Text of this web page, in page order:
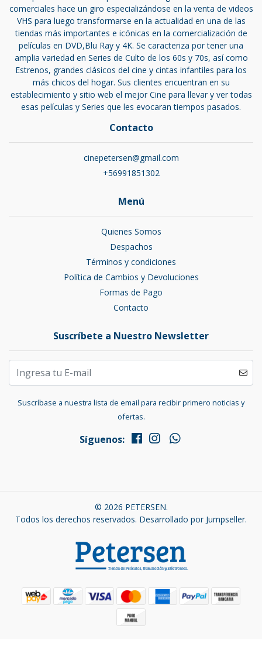
comerciales hace un giro especializándose en la venta de videos
VHS para luego transformarse en la actualidad en una de las
tiendas más importantes e icónicas en la comercialización de
películas en DVD,Blu Ray y 4K. Se caracteriza por tener una
amplia variedad en Series de Culto de los 60s y 70s, así como
Estrenos, grandes clásicos del cine y cintas infantiles para los
más chicos del hogar. Sus clientes encuentran en su
establecimiento y sitio web el mejor Cine para llevar y ver todas
esas películas y Series que les evocaran tiempos pasados.
Contacto
cinepetersen@gmail.com
+56991851302
Menú
Quienes Somos
Despachos
Términos y condiciones
Política de Cambios y Devoluciones
Formas de Pago
Contacto
Suscríbete a Nuestro Newsletter
Suscríbase a nuestra lista de email para recibir primero noticias y
ofertas.
Síguenos:
© 2026 PETERSEN.
Todos los derechos reservados. Desarrollado por Jumpseller.